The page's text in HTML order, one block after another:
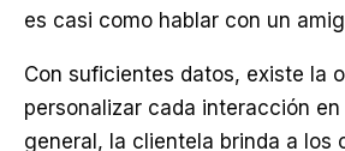
es casi como hablar con un
Con suficientes datos, existe la
personalizar cada interacción en
general, la clientela brinda a los